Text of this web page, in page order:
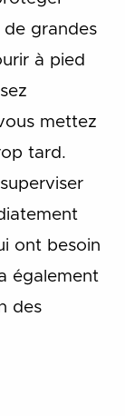
de grandes
à pied
mettez
tard.
ont besoin
également
des